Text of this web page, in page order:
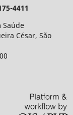
4411
Saúde
César, São